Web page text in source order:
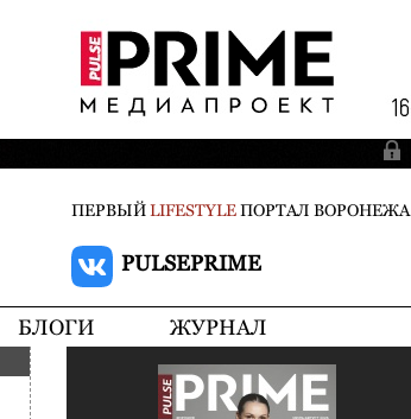
ПЕРВЫЙLIFESTYLEПОРТАЛ ВОРОНЕЖА
PULSEPRIME
БЛОГИ ЖУРНАЛ